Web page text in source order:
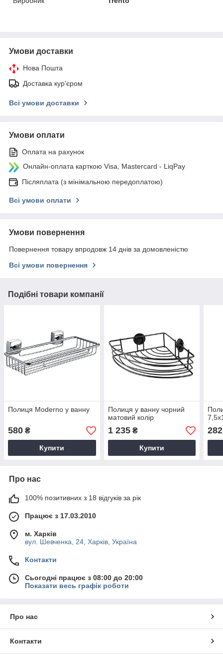
Умови доставки
Нова Пошта
Доставка кур'єром
Всі умови доставки
Умови оплати
Оплата на рахунок
Онлайн-оплата карткою Visa, Mastercard - LiqPay
Післяплата (з мінімальною передоплатою)
Всі умови оплати
Умови повернення
Повернення товару впродовж 14 днів за домовленістю
Всі умови повернення
Подібні товари компанії
Полиця Moderno у ванну
580 ₴
Купити
Полиця у ванну чорний
матовий колір
1 235₴
Купити
282
Про нас
100% позитивних з 18 відгуків за рік
Працює з 17.03.2010
м. Харків
вул. Шевченка, 24, Харків, Україна
Контакти
Сьогодні працює з 08:00 до 20:00
Показати весь графік роботи
Про нас
Контакти